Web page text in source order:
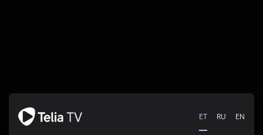
ET RU EN